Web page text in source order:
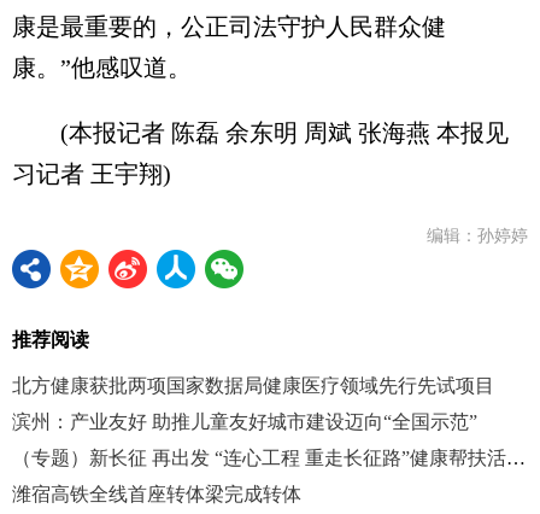
康是最重要的，公正司法守护人民群众健
康。”他感叹道。
(本报记者 陈磊 余东明 周斌 张海燕 本报见
习记者 王宇翔)
编辑：孙婷婷
推荐阅读
北方健康获批两项国家数据局健康医疗领域先行先试项目
滨州：产业友好 助推儿童友好城市建设迈向“全国示范”
（专题）新长征 再出发 “连心工程 重走长征路”健康帮扶活动启动
潍宿高铁全线首座转体梁完成转体